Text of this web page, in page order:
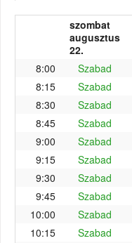
szombat
augusztus
22.
8:00
Szabad
8:15
Szabad
8:30
Szabad
8:45
Szabad
9:00
Szabad
9:15
Szabad
9:30
Szabad
9:45
Szabad
10:00
Szabad
10:15
Szabad